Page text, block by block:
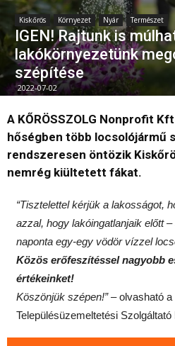
Kiskőrös Környezet Nyár Természet
IGEN! Rajtunk is
lakókörnyezetünk
szépítése
2022-07-02
A KŐRÖSSZOLG Nonprofit
hőségben több locsolójármű
rendszeresen öntözik
nemrég kiültetett fákat.
“Tisztelettel kérjük a lakosságot,
azzal, hogy lakóingatlanjaik előtt
naponta egy-egy vödör vízzel
Közös erőfeszítéssel nagyobb
értékeinket!
Köszönjük szépen!” –olvasható a
Településüzemeltetési